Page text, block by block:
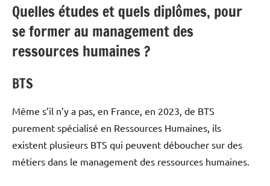
Quelles études et quels diplômes, pour
se former au management des
ressources humaines ?
BTS
Même s’il n’y a pas, en France, en 2023, de BTS
purement spécialisé en Ressources Humaines, ils
existent plusieurs BTS qui peuvent déboucher sur des
métiers dans le management des ressources humaines.